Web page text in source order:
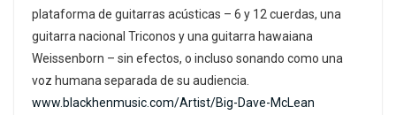
plataforma de guitarras acústicas – 6 y 12 cuerdas, una
guitarra nacional Triconos y una guitarra hawaiana
Weissenborn – sin efectos, o incluso sonando como una
voz humana separada de su audiencia.
www.blackhenmusic.com/Artist/Big-Dave-McLean